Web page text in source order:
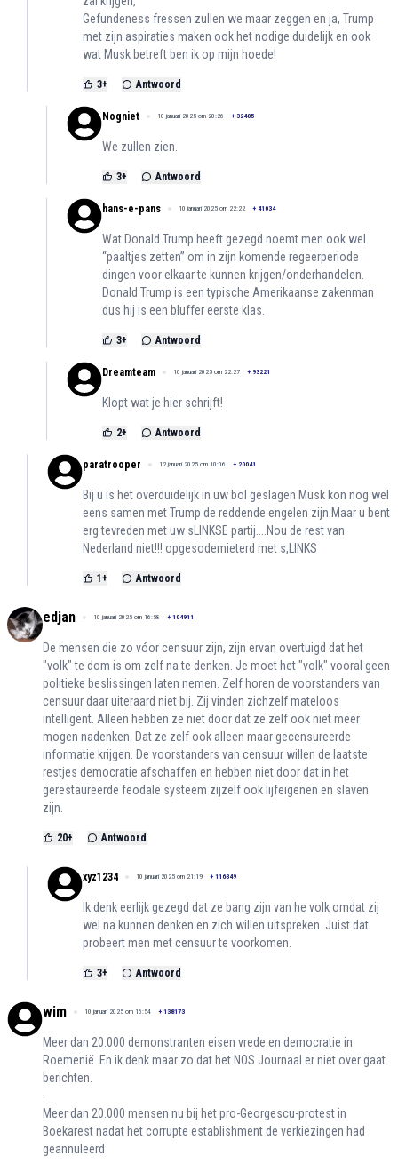
Gefundeness fressen zullen we maar zeggen en ja, Trump
met zijn aspiraties maken ook het nodige duidelijk en ook
wat Musk betreft ben ik op mijn hoede!
3+ Antwoord
Nogniet 10 januari 2025 om 20:26 + 32405
We zullen zien.
3+ Antwoord
hans-e-pans 10 januari 2025 om 22:22 + 41034
Wat Donald Trump heeft gezegd noemt men ook wel
“paaltjes zetten” om in zijn komende regeerperiode
dingen voor elkaar te kunnen krijgen/onderhandelen.
Donald Trump is een typische Amerikaanse zakenman
dus hij is een bluffer eerste klas.
3+ Antwoord
Dreamteam 10 januari 2025 om 22:27 + 93221
Klopt wat je hier schrijft!
2+ Antwoord
paratrooper 12 januari 2025 om 10:06 + 20041
Bij u is het overduidelijk in uw bol geslagen Musk kon nog wel
eens samen met Trump de reddende engelen zijn.Maar u bent
erg tevreden met uw sLINKSE partij....Nou de rest van
Nederland niet!!! opgesodemieterd met s,LINKS
1 + Antwoord
edjan 10 januari 2025 om 16:58 + 104911
De mensen die zo vóor censuur zijn, zijn ervan overtuigd dat het
"volk" te dom is om zelf na te denken. Je moet het "volk" vooral geen
politieke beslissingen laten nemen. Zelf horen de voorstanders van
censuur daar uiteraard niet bij. Zij vinden zichzelf mateloos
intelligent. Alleen hebben ze niet door dat ze zelf ook niet meer
mogen nadenken. Dat ze zelf ook alleen maar gecensureerde
informatie krijgen. De voorstanders van censuur willen de laatste
restjes democratie afschaffen en hebben niet door dat in het
gerestaureerde feodale systeem zijzelf ook lijfeigenen en slaven
zijn.
20+ Antwoord
xyz1234 10 januari 2025 om 21:19 + 116349
Ik denk eerlijk gezegd dat ze bang zijn van he volk omdat zij
wel na kunnen denken en zich willen uitspreken. Juist dat
probeert men met censuur te voorkomen.
3+ Antwoord
wim 10 januari 2025 om 16:54 + 138173
Meer dan 20.000 demonstranten eisen vrede en democratie in
Roemenië. En ik denk maar zo dat het NOS Journaal er niet over gaat
berichten.
·
Meer dan 20.000 mensen nu bij het pro-Georgescu-protest in
Boekarest nadat het corrupte establishment de verkiezingen had
geannuleerd